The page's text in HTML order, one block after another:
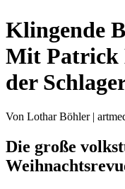
Klingende
Mit Patrick
der
Von Lothar Böhler |
Die große